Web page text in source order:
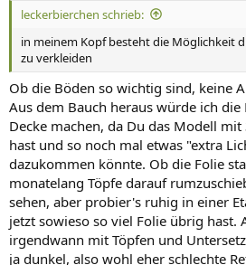
leckerbierchen schrieb:
in meinem Kopf besteht die Möglichkeit
zu verkleiden
Ob die Böden so wichtig sind, keine
Aus dem Bauch heraus würde ich
Decke machen, da Du das Modell
hast und so noch mal etwas "extra
dazukommen könnte. Ob die Folie
monatelang Töpfe darauf
sehen, aber probier's ruhig in einer
jetzt sowieso so viel Folie übrig hast.
irgendwann mit Töpfen und
ja dunkel, also wohl eher schlechte